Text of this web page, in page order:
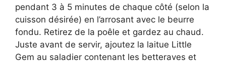
pendant 3 à 5 minutes de chaque côté (selon la
cuisson désirée) en l’arrosant avec le beurre
fondu. Retirez de la poêle et gardez au chaud.
Juste avant de servir, ajoutez la laitue Little
Gem au saladier contenant les betteraves et